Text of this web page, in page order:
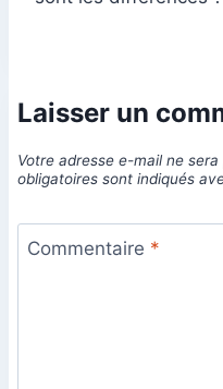
Laisser un
Votre adresse e-mail ne sera
obligatoires sont indiqués
Commentaire *